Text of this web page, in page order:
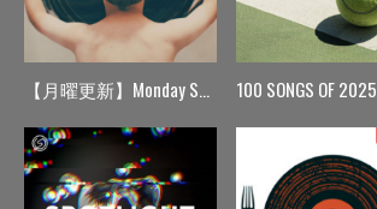
【月曜更新】Monday Spin 100 SONGS OF 2025